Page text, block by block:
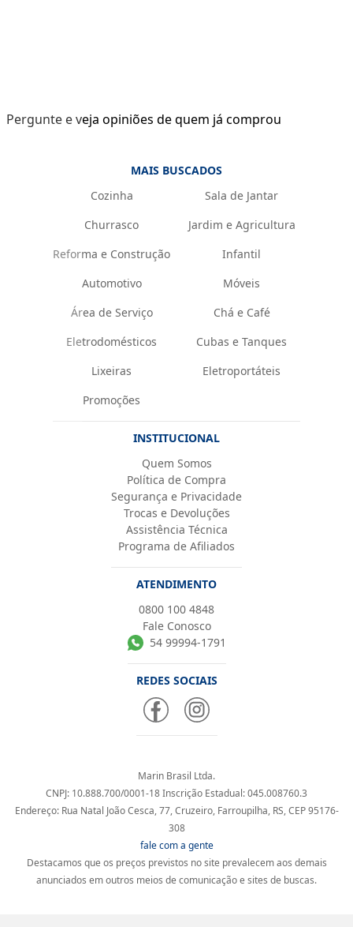
Pergunte e veja opiniões de quem já comprou
MAIS BUSCADOS
Cozinha
Sala de Jantar
Churrasco
Jardim e Agricultura
Reforma e Construção
Infantil
Automotivo
Móveis
Área de Serviço
Chá e Café
Eletrodomésticos
Cubas e Tanques
Lixeiras
Eletroportáteis
Promoções
INSTITUCIONAL
Quem Somos
Política de Compra
Segurança e Privacidade
Trocas e Devoluções
Assistência Técnica
Programa de Afiliados
ATENDIMENTO
0800 100 4848
Fale Conosco
54 99994-1791
REDES SOCIAIS
Marin Brasil Ltda.
CNPJ: 10.888.700/0001-18 Inscrição Estadual: 045.008760.3
Endereço: Rua Natal João Cesca, 77, Cruzeiro, Farroupilha, RS, CEP 95176-
308
fale com a gente
Destacamos que os preços previstos no site prevalecem aos demais
anunciados em outros meios de comunicação e sites de buscas.